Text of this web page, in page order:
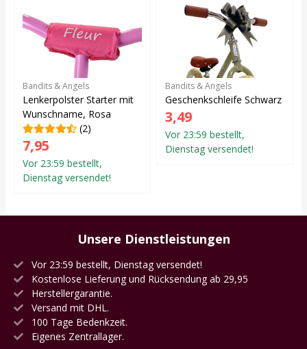
Bandits & Angels
Lenkerpolster Starter mit
Wunschname, Rosa
(2)
7,95
Vor 23:59 bestellt,
Dienstag versendet!
Bandits & Angels
Geschenkschleife Schwarz
3,49
Vor 23:59 bestellt,
Dienstag versendet!
Unsere Dienstleistungen
Vor 23:59 bestellt, Dienstag versendet!
Kostenlose Lieferung und Rücksendung ab 29,95
Herstellergarantie.
Versand mit DHL.
100 Tage Bedenkzeit.
Eigenes Zentrallager.